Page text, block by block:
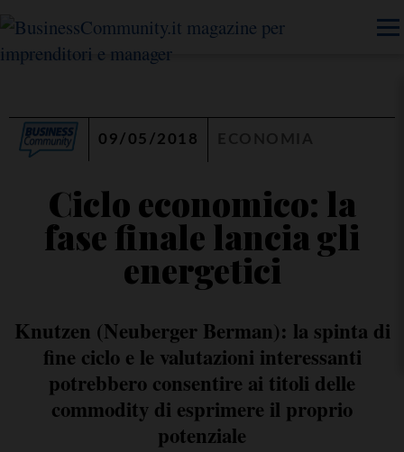
09/05/2018
Ciclo economico: la
fase finale lancia gli
energetici
Knutzen (Neuberger Berman): la spinta di
fine ciclo e le valutazioni interessanti
potrebbero consentire ai titoli delle
commodity di esprimere il proprio
potenziale